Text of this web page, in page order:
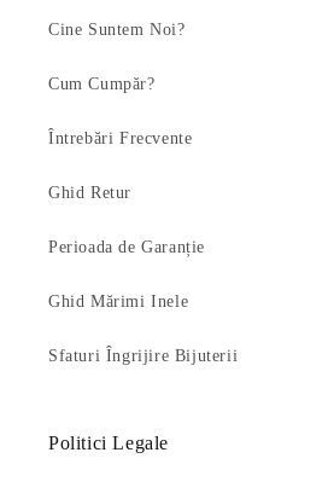
Cine Suntem Noi?
Cum Cumpăr?
Întrebări Frecvente
Ghid Retur
Perioada de Garanție
Ghid Mărimi Inele
Sfaturi Îngrijire Bijuterii
Politici Legale